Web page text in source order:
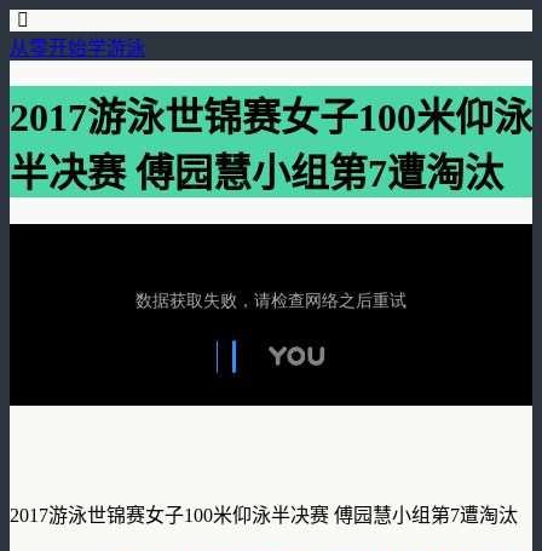
从零开始学游泳
2017游泳世锦赛女子100米仰泳
半决赛 傅园慧小组第7遭淘汰
2017游泳世锦赛女子100米仰泳半决赛 傅园慧小组第7遭淘汰